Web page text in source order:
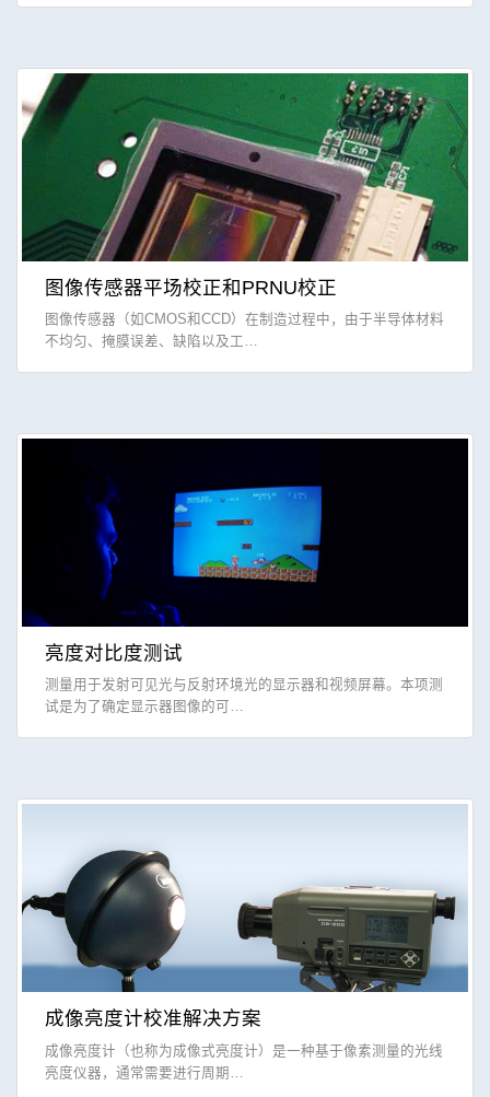
图像传感器平场校正和PRNU校正
图像传感器（如CMOS和CCD）在制造过程中，由于半导体材料
不均匀、掩膜误差、缺陷以及工…
亮度对比度测试
测量用于发射可见光与反射环境光的显示器和视频屏幕。本项测
试是为了确定显示器图像的可…
成像亮度计校准解决方案
成像亮度计（也称为成像式亮度计）是一种基于像素测量的光线
亮度仪器，通常需要进行周期…